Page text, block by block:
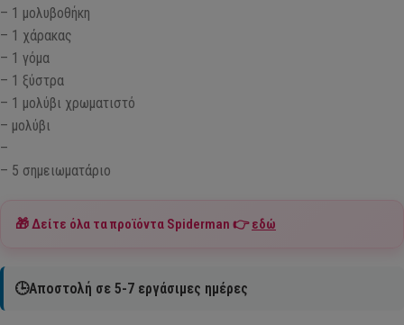
– 1 μολυβοθήκη
– 1 χάρακας
– 1 γόμα
– 1 ξύστρα
– 1 μολύβι χρωματιστό
– μολύβι
–
– 5 σημειωματάριο
🎁 Δείτε όλα τα προϊόντα Spiderman 👉εδώ
🕒Αποστολή σε 5-7 εργάσιμες ημέρες